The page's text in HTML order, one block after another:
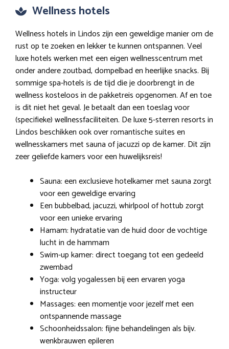
Wellness hotels
Wellness hotels in Lindos zijn een geweldige manier om de
rust op te zoeken en lekker te kunnen ontspannen. Veel
luxe hotels werken met een eigen wellnesscentrum met
onder andere zoutbad, dompelbad en heerlijke snacks. Bij
sommige spa-hotels is de tijd die je doorbrengt in de
wellness kosteloos in de pakketreis opgenomen. Af en toe
is dit niet het geval. Je betaalt dan een toeslag voor
(specifieke) wellnessfaciliteiten. De luxe 5-sterren resorts in
Lindos beschikken ook over romantische suites en
wellnesskamers met sauna of jacuzzi op de kamer. Dit zijn
zeer geliefde kamers voor een huwelijksreis!
Sauna: een exclusieve hotelkamer met sauna zorgt
voor een geweldige ervaring
Een bubbelbad, jacuzzi, whirlpool of hottub zorgt
voor een unieke ervaring
Hamam: hydratatie van de huid door de vochtige
lucht in de hammam
Swim-up kamer: direct toegang tot een gedeeld
zwembad
Yoga: volg yogalessen bij een ervaren yoga
instructeur
Massages: een momentje voor jezelf met een
ontspannende massage
Schoonheidssalon: fijne behandelingen als bijv.
wenkbrauwen epileren